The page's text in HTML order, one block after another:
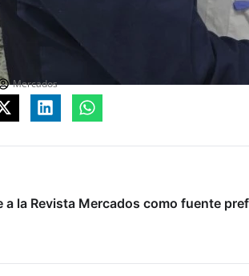
Mercados
a la Revista Mercados como fuente